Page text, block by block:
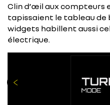
Clin d’œil aux compteurs
tapissaient le tableau de
widgets habillent aussi
électrique.